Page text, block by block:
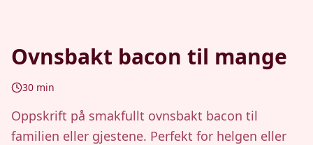
Ovnsbakt bacon til mange
30 min
Oppskrift på smakfullt ovnsbakt bacon til
familien eller gjestene. Perfekt for helgen eller